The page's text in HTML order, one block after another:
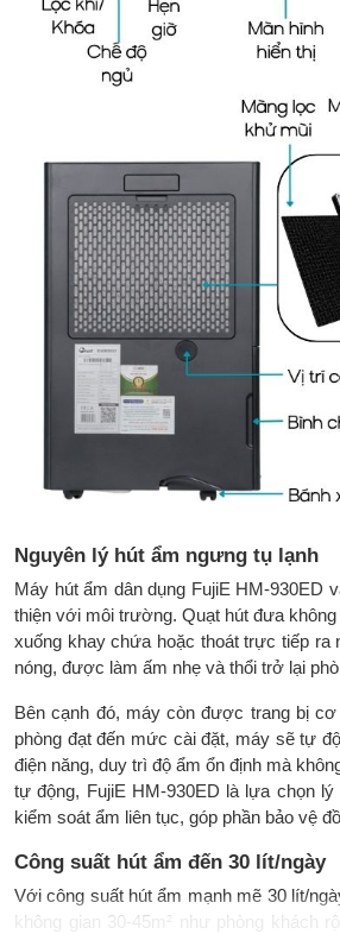
Nguyên lý hút ẩm ngưng tụ lạnh
Máy hút ẩm dân dụng FujiE HM-930ED
thiện với môi trường. Quạt hút đưa
xuống khay chứa hoặc thoát trực tiếp ra
nóng, được làm ấm nhẹ và thổi trở lại
Bên cạnh đó, máy còn được trang bị
phòng đạt đến mức cài đặt, máy sẽ tự
điện năng, duy trì độ ẩm ổn định mà
tự động, FujiE HM-930ED là lựa chọn
kiểm soát ẩm liên tục, góp phần bảo vệ
Công suất hút ẩm đến 30 lít/ngày
Với công suất hút ẩm mạnh mẽ 30 lít/
không gian 30-45m² như phòng khách